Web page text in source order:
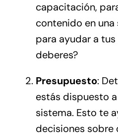
capacitación,
contenido en una
para ayudar a
deberes?
Presupuesto:
estás dispuesto
sistema. Esto te
decisiones sobre